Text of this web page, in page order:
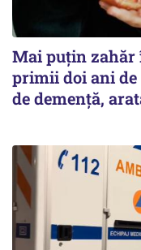
Mai puțin
primii doi ani
de demență,